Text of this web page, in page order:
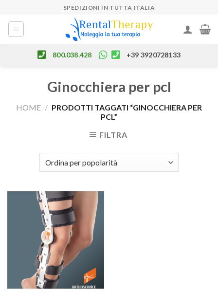
content
SPEDIZIONI IN TUTTA ITALIA
800.038.428 +39 3920728133
Ginocchiera per pcl
HOME / PRODOTTI TAGGATI “GINOCCHIERA PER
PCL”
FILTRA